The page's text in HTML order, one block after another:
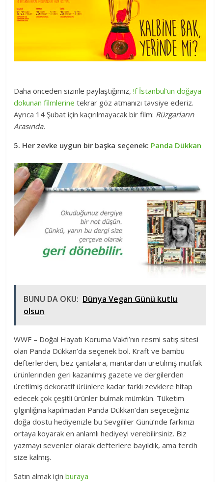
Daha önceden sizinle paylaştığımız,!f İstanbul’un doğaya
dokunan filmlerine tekrar göz atmanızı tavsiye ederiz.
Ayrıca 14 Şubat için kaçırılmayacak bir film: Rüzgarların
Arasında.
5. Her zevke uygun bir başka seçenek: Panda Dükkan
BUNU DA OKU: Dünya Vegan Günü kutlu
olsun
WWF – Doğal Hayatı Koruma Vakfı’nın resmi satış sitesi
olan Panda Dükkan’da seçenek bol. Kraft ve bambu
defterlerden, bez çantalara, mantardan üretilmiş mutfak
ürünlerinden geri kazanılmış gazete ve dergilerden
üretilmiş dekoratif ürünlere kadar farklı zevklere hitap
edecek çok çeşitli ürünler bulmak mümkün. Tüketim
çılgınlığına kapılmadan Panda Dükkan’dan seçeceğiniz
doğa dostu hediyenizle bu Sevgililer Günü’nde farkınızı
ortaya koyarak en anlamlı hediyeyi verebilirsiniz. Biz
yazmayı sevenler olarak defterlere bayıldık, ama tercih
size kalmış.
Satın almak içinburaya